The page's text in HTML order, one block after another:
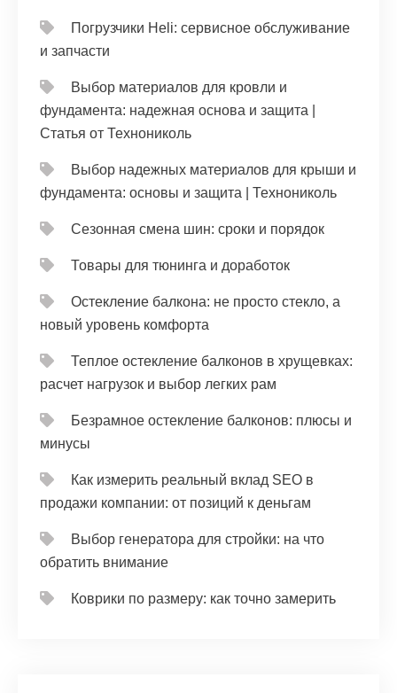
Погрузчики Heli: сервисное обслуживание
и запчасти
Выбор материалов для кровли и
фундамента: надежная основа и защита |
Статья от Технониколь
Выбор надежных материалов для крыши и
фундамента: основы и защита | Технониколь
Сезонная смена шин: сроки и порядок
Товары для тюнинга и доработок
Остекление балкона: не просто стекло, а
новый уровень комфорта
Теплое остекление балконов в хрущевках:
расчет нагрузок и выбор легких рам
Безрамное остекление балконов: плюсы и
минусы
Как измерить реальный вклад SEO в
продажи компании: от позиций к деньгам
Выбор генератора для стройки: на что
обратить внимание
Коврики по размеру: как точно замерить